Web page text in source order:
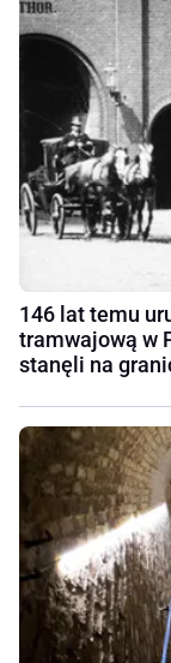
146 lat temu
tramwajową w
stanęli na